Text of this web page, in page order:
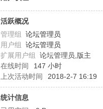
活跃概况
管理组 论坛管理员
用户组 论坛管理员
扩展用户组 论坛管理员,版主
在线时间
147 小时
上次活动时间
2018-2-7 16:19
统计信息